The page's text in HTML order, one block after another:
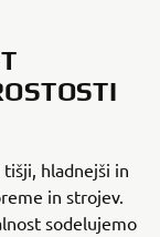
hladnejši in
in strojev.
sodelujemo